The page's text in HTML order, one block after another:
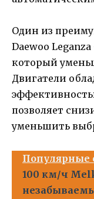
Один из
Daewoo
который
Двигатели
позволяет
уменьшить
Популярные
100 км/ч